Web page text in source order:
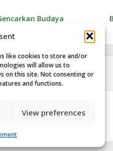
like cookies to store and/or
will allow us to
on this site. Not consenting or
and functions.
View preferences
Budaya